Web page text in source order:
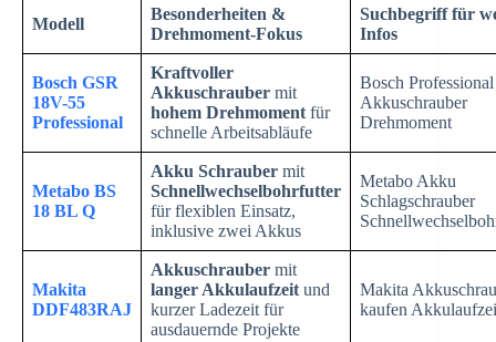
Modell
Besonderheiten &
Drehmoment-Fokus
Suchbegriff für
Infos
Bosch GSR
18V-55
Professional
Kraftvoller
Akkuschrauber mit
hohem Drehmoment für
schnelle Arbeitsabläufe
Bosch Professional
Akkuschrauber
Drehmoment
Metabo BS
18 BL Q
Akku Schrauber mit
Schnellwechselbohrfutter
für flexiblen Einsatz,
inklusive zwei Akkus
Metabo Akku
Schlagschrauber
Makita
DDF483RAJ
Akkuschrauber mit
langer Akkulaufzeit und
kurzer Ladezeit für
ausdauernde Projekte
Makita
kaufen